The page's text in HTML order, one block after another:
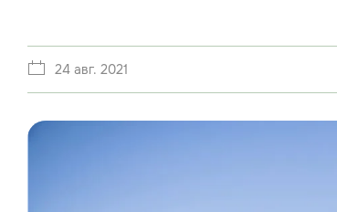
24 авг. 2021